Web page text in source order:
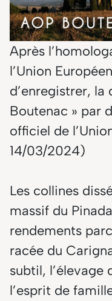
Après
l’Union
d’enregistrer, la
Boutenac » par
officiel de
14/03/2024)
Les collines
massif du
rendements
racée du
subtil, l’élevage
l’esprit de